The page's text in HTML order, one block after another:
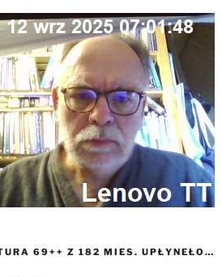
69++ Z 182 MIES. UPŁYNEŁO…